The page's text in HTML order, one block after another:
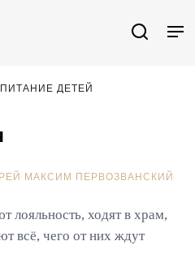
ДЕТЕЙ
МАКСИМ ПЕРВОЗВАНСКИЙ
лояльность, ходят в храм,
всё, чего от них ждут